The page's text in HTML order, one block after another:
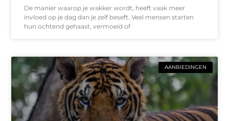
De manier waarop je wakker wordt, heeft vaak meer
invloed op je dag dan je zelf beseft. Veel mensen starten
hun ochtend gehaast, vermoeid of
AANBIEDINGEN